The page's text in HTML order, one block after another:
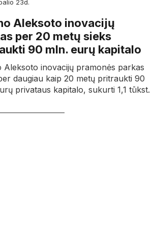
23d.
Aleksoto inovacijų
per 20 metų sieks
90 mln. eurų kapitalo
Aleksoto inovacijų pramonės parkas
daugiau kaip 20 metų pritraukti 90
privataus kapitalo, sukurti 1,1 tūkst.